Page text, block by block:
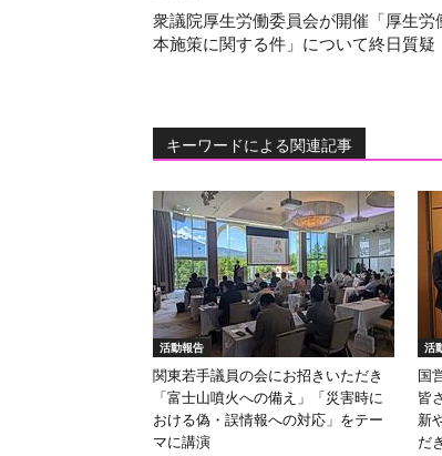
衆議院厚生労働委員会が開催「厚生労
本施策に関する件」について終日質疑
キーワードによる関連記事
活動報告
関東若手議員の会にお招きいただき
「富士山噴火への備え」「災害時に
おける偽・誤情報への対応」をテー
マに講演
活
国
皆
新
だ